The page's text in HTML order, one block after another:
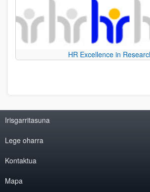
HR Excellence in
Irisgarritasuna
Lege oharra
Kontaktua
Mapa